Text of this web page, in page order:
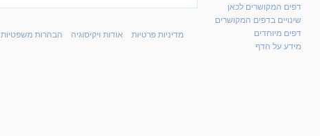
דפים המקושרים לכאן
שינויים בדפים המקושרים
דפים מיוחדים
מידע על הדף
מדיניות פרטיות אודות ויקיסוגיה הבהרות משפטיות